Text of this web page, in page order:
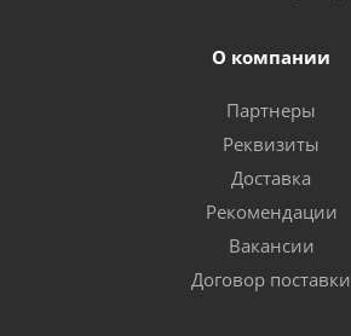
О компании
Партнеры
Реквизиты
Доставка
Рекомендации
Вакансии
Договор поставки